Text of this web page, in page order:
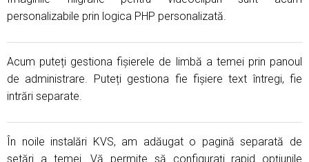
personalizabile prin logica PHP personalizată.
Acum puteți gestiona fișierele de limbă a temei prin panoul
de administrare. Puteți gestiona fie fișiere text întregi, fie
intrări separate.
În noile instalări KVS, am adăugat o pagină separată de
setări a temei. Vă permite să configurați rapid opțiunile